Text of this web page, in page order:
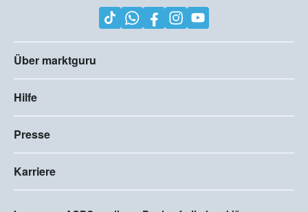
Über marktguru
Hilfe
Presse
Karriere